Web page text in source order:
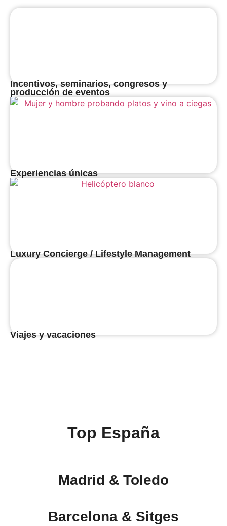
Incentivos, seminarios, congresos y
producción de eventos
Experiencias únicas
Luxury Concierge / Lifestyle Management
Viajes y vacaciones
Top España
Madrid & Toledo
Barcelona & Sitges